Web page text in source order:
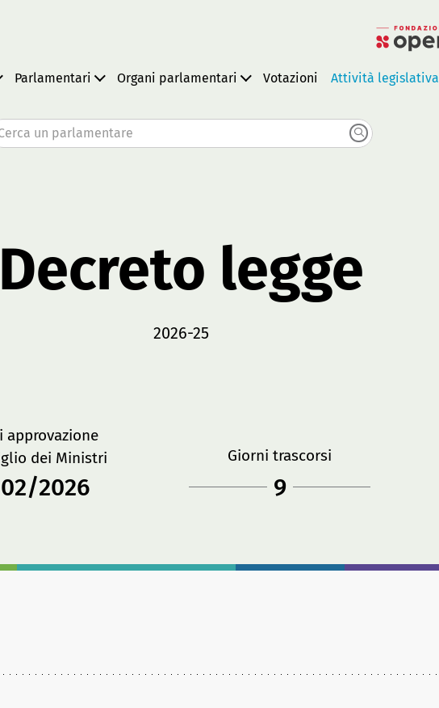
Parlamentari Organi parlamentari Votazioni Attività legislativa
un parlamentare
Decreto legge
2026-25
approvazione
dei Ministri
2026
Giorni trascorsi
9